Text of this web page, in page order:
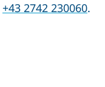
+43 2742 230060.